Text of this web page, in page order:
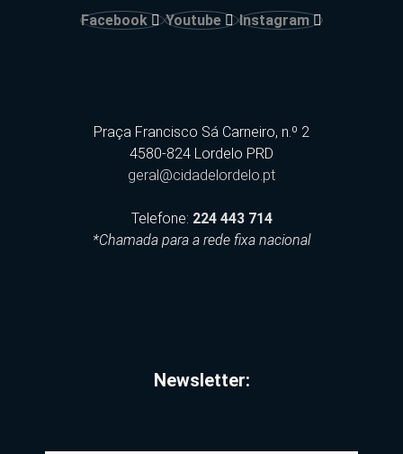
Facebook Youtube Instagram
Praça Francisco Sá Carneiro, n.º 2
4580-824 Lordelo PRD
geral@cidadelordelo.pt
Telefone: 224 443 714
*Chamada para a rede fixa nacional
Newsletter: